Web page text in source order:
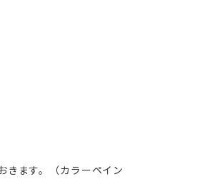
きます。（カラーペイン